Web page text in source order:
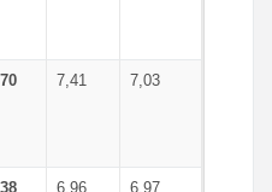
7,41 7,03
6,96 6,97